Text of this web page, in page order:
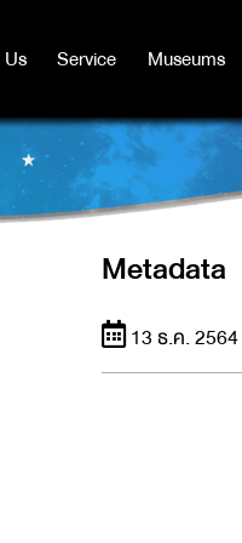
Service Museums
Service Museums
Metadata
13 ธ.ค. 2564